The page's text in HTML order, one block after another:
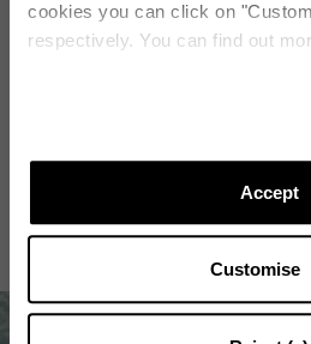
cookies you can click on
respectively. You can find out
Accept
Customise
CONTINUEZ À VOUS
Bow Tie Pump 105